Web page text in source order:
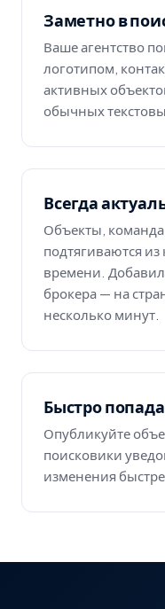
Заметно в
Ваше агентство
логотипом,
активных
обычных
Всегда
Объекты,
подтягиваются
времени.
брокера — на
несколько минут.
Быстро
Опубликуйте
поисковики
изменения